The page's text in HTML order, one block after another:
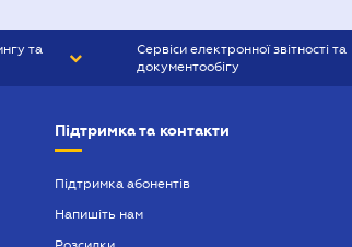
та
Сервіси електронної звітності та
документообігу
Підтримка та контакти
Підтримка абонентів
Напишіть нам